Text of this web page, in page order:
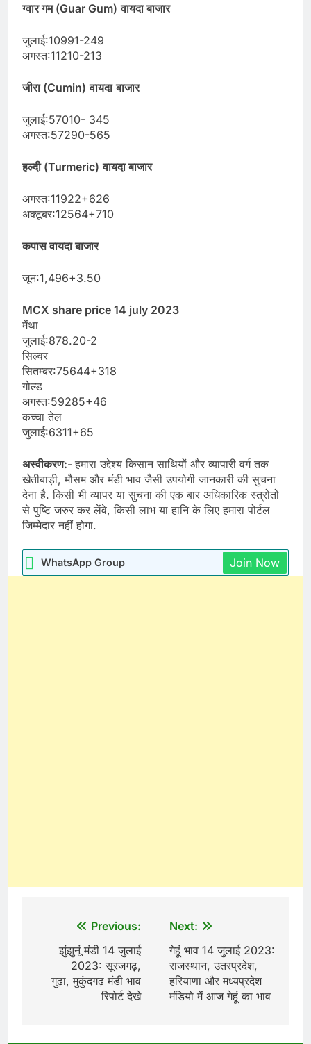
ग्वार गम (Guar Gum) वायदा बाजार
जुलाई:10991-249
अगस्त:11210-213
जीरा (Cumin) वायदा बाजार
जुलाई:57010- 345
अगस्त:57290-565
हल्दी (Turmeric) वायदा बाजार
अगस्त:11922+626
अक्टूबर:12564+710
कपास वायदा बाजार
जून:1,496+3.50
MCX share price 14 july 2023
मेंथा
जुलाई:878.20-2
सिल्वर
सितम्बर:75644+318
गोल्ड
अगस्त:59285+46
कच्चा तेल
जुलाई:6311+65
अस्वीकरण:-हमारा उद्देश्य किसान साथियों और व्यापारी वर्ग तक
खेतीबाड़ी, मौसम और मंडी भाव जैसी उपयोगी जानकारी की सुचना
देना है. किसी भी व्यापर या सुचना की एक बार अधिकारिक स्त्रोतों
से पुष्टि जरुर कर लेंवे, किसी लाभ या हानि के लिए हमारा पोर्टल
जिम्मेदार नहीं होगा.
WhatsApp Group Join Now
navigation
Previous:
झुंझुनूं मंडी 14 जुलाई
2023: सूरजगढ़,
गुढ़ा, मुकुंदगढ़ मंडी भाव
रिपोर्ट देखे
Next:
गेहूं भाव 14 जुलाई 2023:
राजस्थान, उतरप्रदेश,
हरियाणा और मध्यप्रदेश
मंडियो में आज गेहूं का भाव